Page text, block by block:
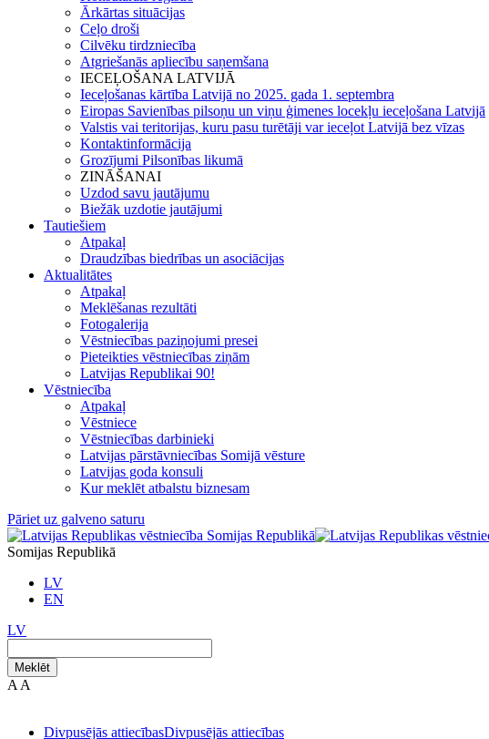
Ārkārtas situācijas
Ceļo droši
Cilvēku tirdzniecība
Atgriešanās apliecību saņemšana
IECEĻOŠANA LATVIJĀ
Ieceļošanas kārtība Latvijā no 2025. gada 1. septembra
Eiropas Savienības pilsoņu un viņu ģimenes locekļu ieceļošana Latvijā
Valstis vai teritorijas, kuru pasu turētāji var ieceļot Latvijā bez vīzas
Kontaktinformācija
Grozījumi Pilsonības likumā
ZINĀŠANAI
Uzdod savu jautājumu
Biežāk uzdotie jautājumi
Tautiešiem
Atpakaļ
Draudzības biedrības un asociācijas
Aktualitātes
Atpakaļ
Meklēšanas rezultāti
Fotogalerija
Vēstniecības paziņojumi presei
Pieteikties vēstniecības ziņām
Latvijas Republikai 90!
Vēstniecība
Atpakaļ
Vēstniece
Vēstniecības darbinieki
Latvijas pārstāvniecības Somijā vēsture
Latvijas goda konsuli
Kur meklēt atbalstu biznesam
Pāriet uz galveno saturu
Somijas Republikā
LV
EN
LV
Meklēt
A A
Divpusējās attiecībasDivpusējās attiecības